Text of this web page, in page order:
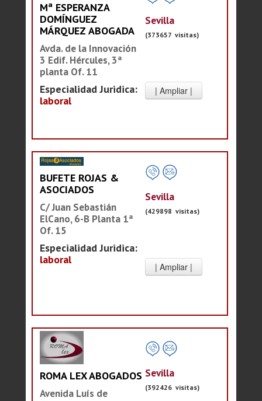
Mª ESPERANZA
DOMÍNGUEZ
MÁRQUEZ ABOGADA
Avda. de la Innovación
3 Edif. Hércules, 3ª
planta Of. 11
Especialidad Juridica:
laboral
Sevilla
(373657 visitas)
BUFETE ROJAS &
ASOCIADOS
C/ Juan Sebastián
ElCano, 6-B Planta 1ª
Of. 15
Especialidad Juridica:
laboral
Sevilla
(429898 visitas)
ROMA LEX ABOGADOS
Avenida Luís de
Sevilla
(392426 visitas)